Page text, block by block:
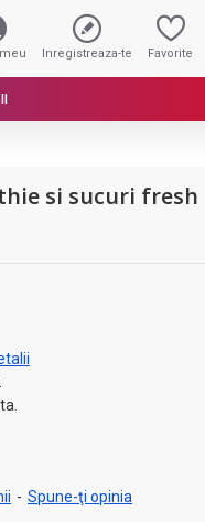
Inregistreaza-te Favorite
si sucuri fresh
- Spune-ţi opinia